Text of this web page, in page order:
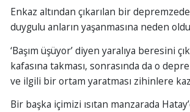
Enkaz altından çıkarılan bir
duygulu anların yaşanmasına neden
‘Başım üşüyor’ diyen yaralıya beresini
kafasına takması, sonrasında da o
ve ilgili bir ortam yaratması zihinlere
Bir başka içimizi ısıtan manzarada